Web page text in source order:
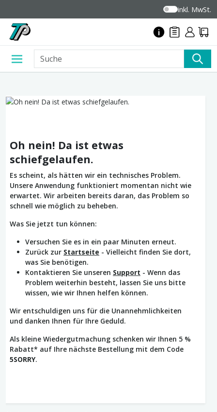
inkl. MwSt.
Oh nein! Da ist etwas
schiefgelaufen.
Es scheint, als hätten wir ein technisches Problem.
Unsere Anwendung funktioniert momentan nicht wie
erwartet. Wir arbeiten bereits daran, das Problem so
schnell wie möglich zu beheben.
Was Sie jetzt tun können:
Versuchen Sie es in ein paar Minuten erneut.
Zurück zur Startseite - Vielleicht finden Sie dort,
was Sie benötigen.
Kontaktieren Sie unseren Support - Wenn das
Problem weiterhin besteht, lassen Sie uns bitte
wissen, wie wir Ihnen helfen können.
Wir entschuldigen uns für die Unannehmlichkeiten
und danken Ihnen für Ihre Geduld.
Als kleine Wiedergutmachung schenken wir Ihnen 5 %
Rabatt* auf Ihre nächste Bestellung mit dem Code
5SORRY.